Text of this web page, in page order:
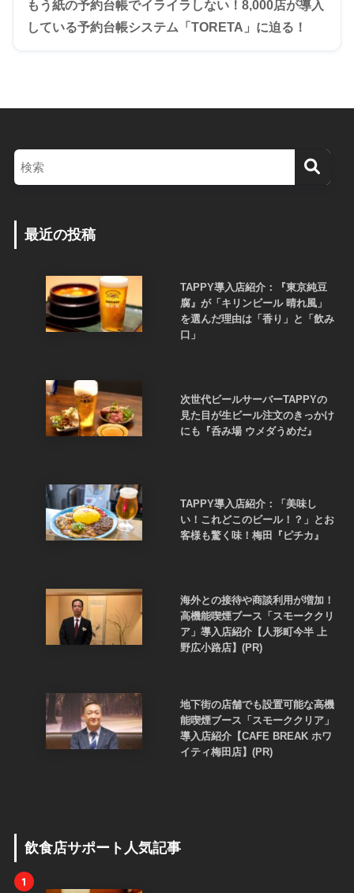
もう紙の予約台帳でイライラしない！8,000店が導入
している予約台帳システム「TORETA」に迫る！
最近の投稿
TAPPY導入店紹介：『東京純豆
腐』が「キリンビール 晴れ風」
を選んだ理由は「香り」と「飲み
口」
次世代ビールサーバーTAPPYの
見た目が生ビール注文のきっかけ
にも『呑み場 ウメダうめだ』
TAPPY導入店紹介：「美味し
い！これどこのビール！？」とお
客様も驚く味！梅田『ピチカ』
海外との接待や商談利用が増加！
高機能喫煙ブース「スモーククリ
ア」導入店紹介【人形町今半 上
野広小路店】(PR)
地下街の店舗でも設置可能な高機
能喫煙ブース「スモーククリア」
導入店紹介【CAFE BREAK ホワ
イティ梅田店】(PR)
飲食店サポート人気記事
1